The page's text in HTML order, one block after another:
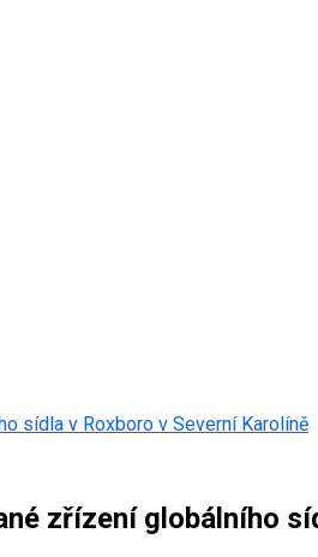
sídla v Roxboro v Severní Karolíně
zřízení globálního